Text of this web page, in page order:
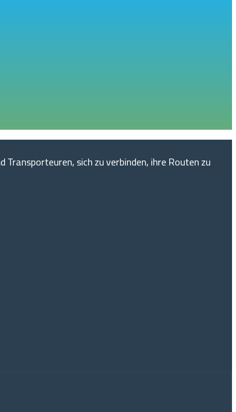
sich zu verbinden, ihre Routen zu